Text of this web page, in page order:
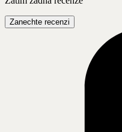
Zanechte recenzi